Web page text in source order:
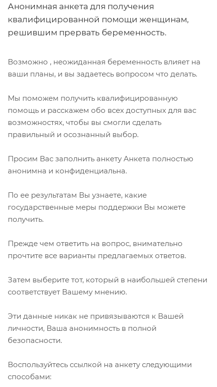
Анонимная анкета для получения
квалифицированной помощи женщинам,
решившим прервать беременность.
Возможно , неожиданная беременность влияет на
ваши планы, и вы задаетесь вопросом что делать.
Мы поможем получить квалифицированную
помощь и расскажем обо всех доступных для вас
возможностях, чтобы вы смогли сделать
правильный и осознанный выбор.
Просим Вас заполнить анкету Анкета полностью
анонимна и конфиденциальна.
По ее результатам Вы узнаете, какие
государственные меры поддержки Вы можете
получить.
Прежде чем ответить на вопрос, внимательно
прочтите все варианты предлагаемых ответов.
Затем выберите тот, который в наибольшей степени
соответствует Вашему мнению.
Эти данные никак не привязываются к Вашей
личности, Ваша анонимность в полной
безопасности.
Воспользуйтесь ссылкой на анкету следующими
способами: